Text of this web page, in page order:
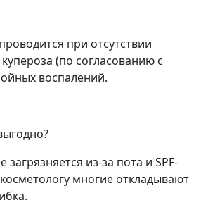
при отсутствии
(по согласованию с
воспалений.
из-за пота и SPF-
многие откладывают